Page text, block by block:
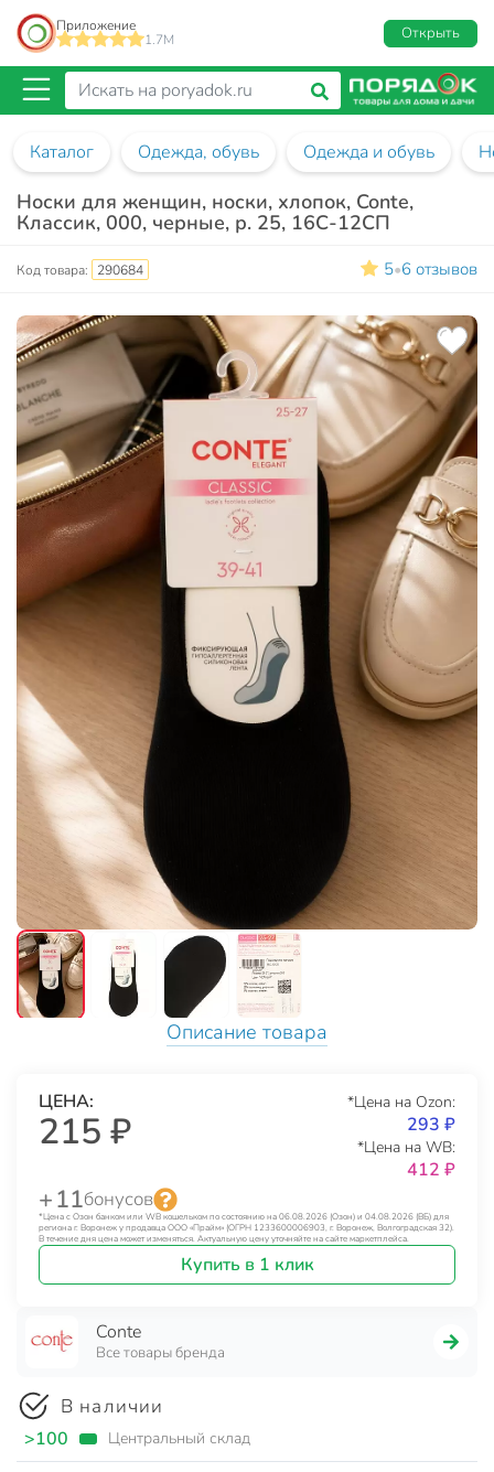
Приложение
1.7M
Открыть
Каталог Одежда, обувь Одежда и обувь
Носки для женщин, носки, хлопок, Conte,
Классик, 000, черные, р. 25, 16С-12СП
Код товара: 290684 5•6 отзывов
Описание товара
ЦЕНА:
215 ₽
*Цена на Ozon:
293 ₽
*Цена на WB:
412 ₽
+ 11бонусов
*Цена с Озон банком или WB кошельком по состоянию на 06.08.2026 (Озон) и 04.08.2026 (ВБ) для
региона г. Воронеж у продавца ООО «Прайм» (ОГРН 1233600006903, г. Воронеж, Волгоградская 32).
В течение дня цена может изменяться. Актуальную цену уточняйте на сайте маркетплейса.
Купить в 1 клик
Conte
Все товары бренда
В наличии
>100 Центральный склад